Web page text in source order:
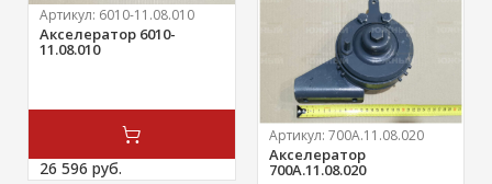
Артикул: 6010-11.08.010
Акселератор 6010-
11.08.010
26 596 руб.
Артикул: 700А.11.08.020
Акселератор
700А.11.08.020